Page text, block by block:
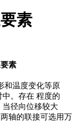
素
素
形和温度变化等原
。存在 程度的
径向位移较大
两轴的联接可选用万